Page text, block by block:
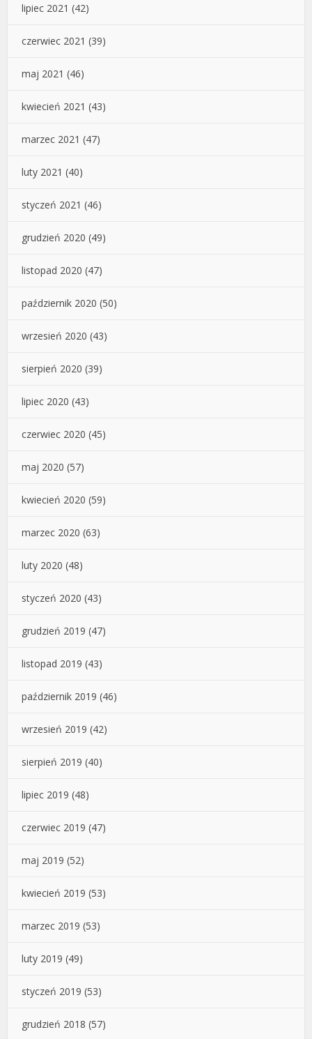
lipiec 2021 (42)
czerwiec 2021 (39)
maj 2021 (46)
kwiecień 2021 (43)
marzec 2021 (47)
luty 2021 (40)
styczeń 2021 (46)
grudzień 2020 (49)
listopad 2020 (47)
październik 2020 (50)
wrzesień 2020 (43)
sierpień 2020 (39)
lipiec 2020 (43)
czerwiec 2020 (45)
maj 2020 (57)
kwiecień 2020 (59)
marzec 2020 (63)
luty 2020 (48)
styczeń 2020 (43)
grudzień 2019 (47)
listopad 2019 (43)
październik 2019 (46)
wrzesień 2019 (42)
sierpień 2019 (40)
lipiec 2019 (48)
czerwiec 2019 (47)
maj 2019 (52)
kwiecień 2019 (53)
marzec 2019 (53)
luty 2019 (49)
styczeń 2019 (53)
grudzień 2018 (57)